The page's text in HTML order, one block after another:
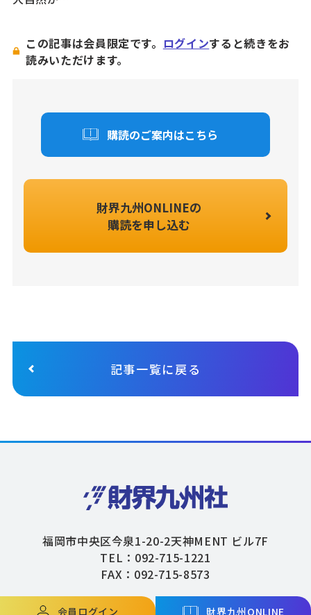
この記事は会員限定です。 ログインすると続きをお
読みいただけます。
購読のご案内はこちら
財界九州ONLINEの
購読を申し込む
記事一覧に戻る
会員ログイン 財界九州ONLINE
福岡市中央区今泉1-20-2天神MENT ビル7F
TEL：092-715-1221
FAX：092-715-8573